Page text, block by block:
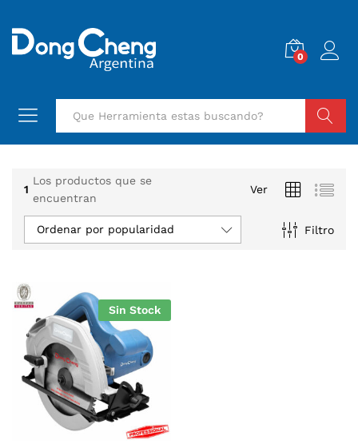
0
1
Los productos que se
encuentran
Ver
Filtro
Ordenar por popularidad
Sin Stock